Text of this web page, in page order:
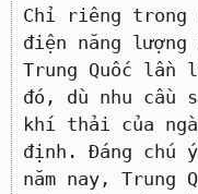
Chỉ riêng trong
điện năng
Trung Quốc lần
đó, dù nhu cầu
khí thải của
định. Đáng chú
năm nay, Trung